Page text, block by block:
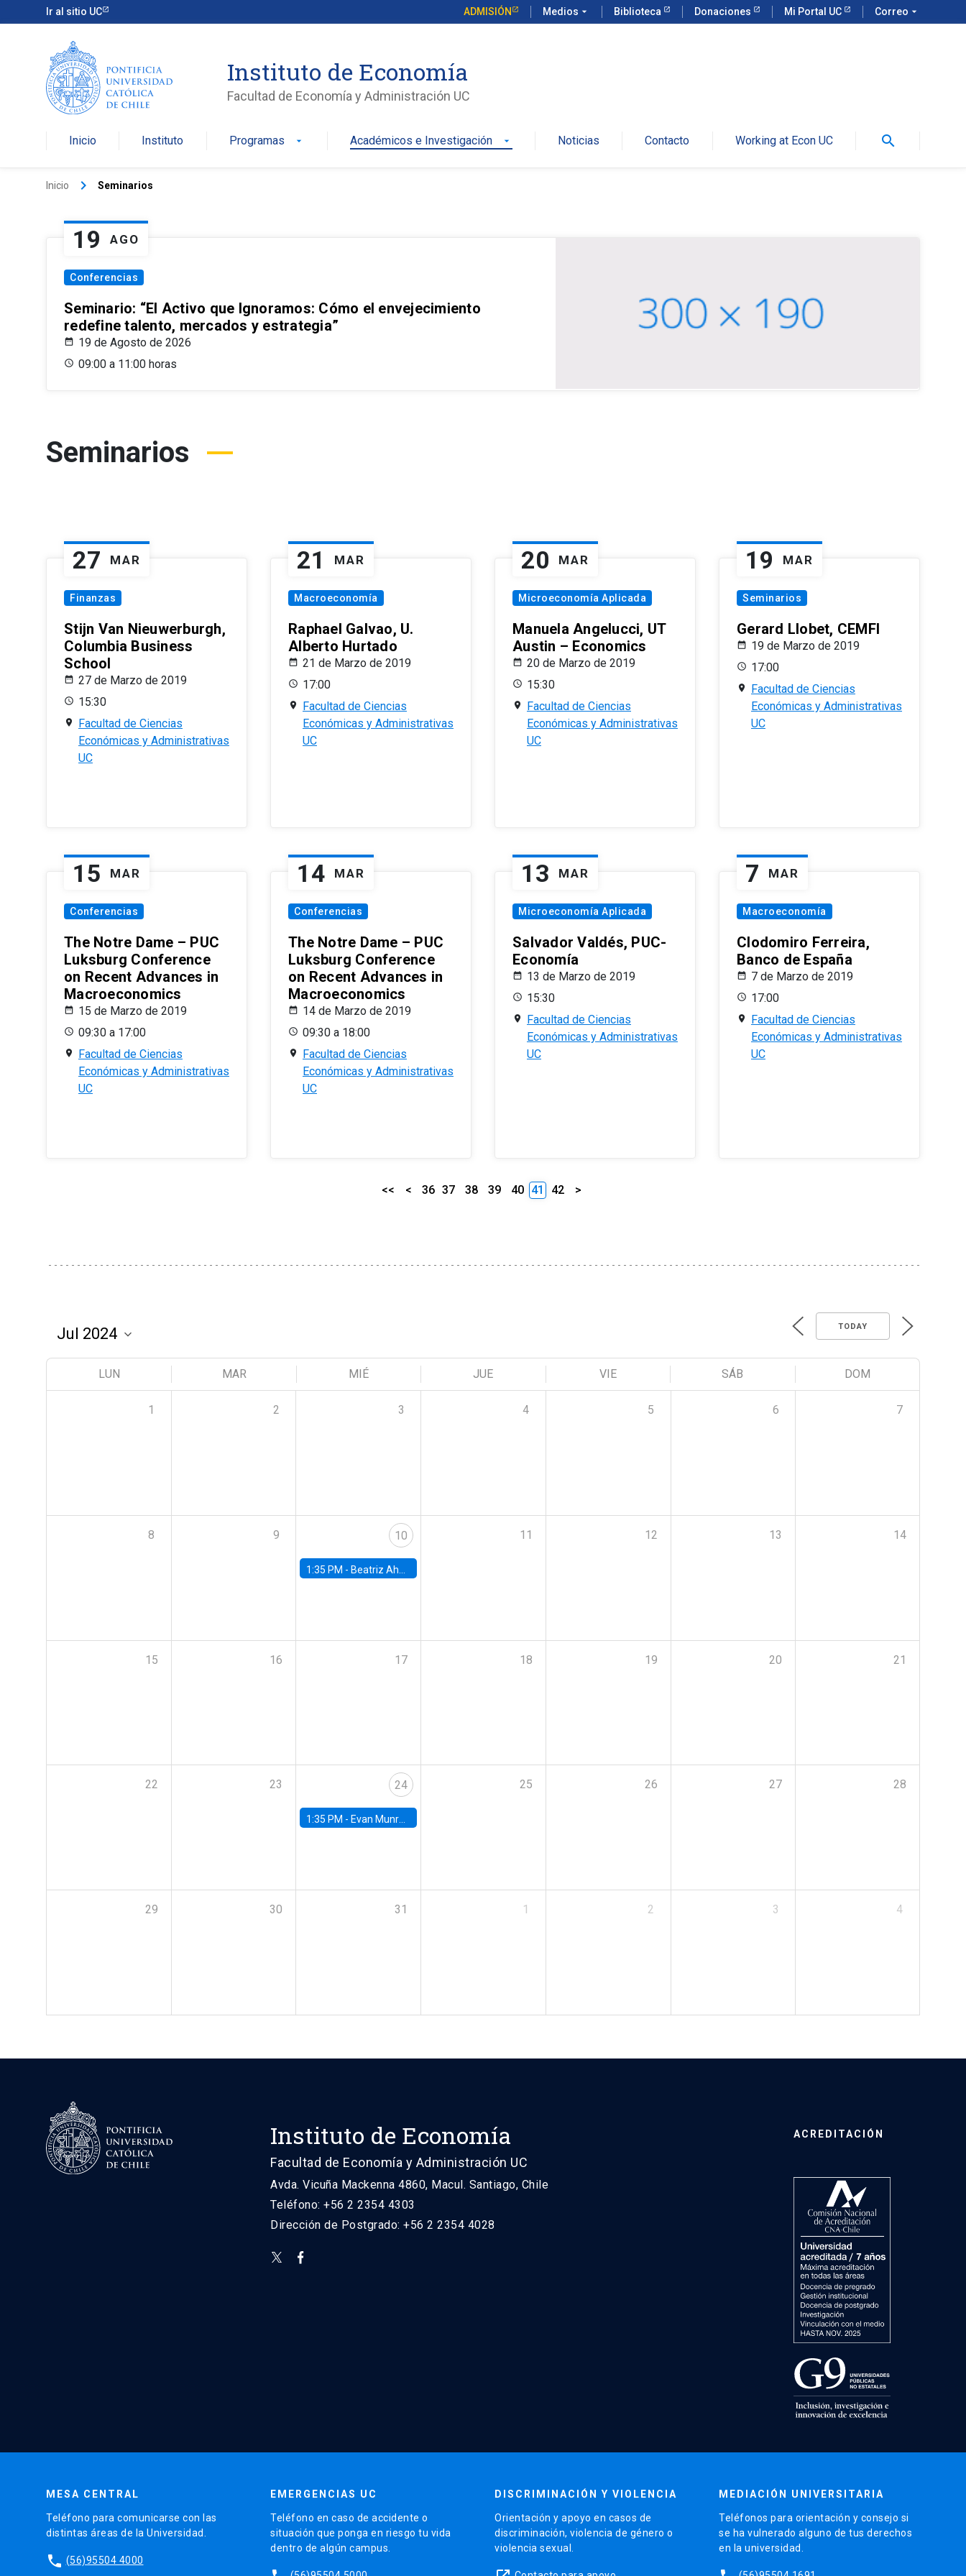
Ir al sitio UC ADMISIÓN Medios arrow_drop_down Biblioteca Donaciones Mi Portal UC Correo arrow_drop_down
Instituto de Economía
Facultad de Economía y Administración UC
Inicio Instituto Programas arrow_drop_down Académicos e Investigación arrow_drop_down Noticias Contacto Working at Econ UC search
Inicio keyboard_arrow_right Seminarios
19 AGO
Conferencias
Seminario: “El Activo que Ignoramos: Cómo el envejecimiento
redefine talento, mercados y estrategia”
19 de Agosto de 2026
09:00 a 11:00 horas
Seminarios
27 MAR
Finanzas
Stijn Van Nieuwerburgh,
Columbia Business
School
27 de Marzo de 2019
15:30
Facultad de Ciencias
Económicas y Administrativas
UC
21 MAR
Macroeconomía
Raphael Galvao, U.
Alberto Hurtado
21 de Marzo de 2019
17:00
Facultad de Ciencias
Económicas y Administrativas
UC
20 MAR
Microeconomía Aplicada
Manuela Angelucci, UT
Austin – Economics
20 de Marzo de 2019
15:30
Facultad de Ciencias
Económicas y Administrativas
UC
19 MAR
Seminarios
Gerard Llobet, CEMFI
19 de Marzo de 2019
17:00
Facultad de Ciencias
Económicas y Administrativas
UC
15 MAR
Conferencias
The Notre Dame – PUC
Luksburg Conference
on Recent Advances in
Macroeconomics
15 de Marzo de 2019
09:30 a 17:00
Facultad de Ciencias
Económicas y Administrativas
UC
14 MAR
Conferencias
The Notre Dame – PUC
Luksburg Conference
on Recent Advances in
Macroeconomics
14 de Marzo de 2019
09:30 a 18:00
Facultad de Ciencias
Económicas y Administrativas
UC
13 MAR
Microeconomía Aplicada
Salvador Valdés, PUC-
Economía
13 de Marzo de 2019
15:30
Facultad de Ciencias
Económicas y Administrativas
UC
7 MAR
Macroeconomía
Clodomiro Ferreira,
Banco de España
7 de Marzo de 2019
17:00
Facultad de Ciencias
Económicas y Administrativas
UC
<< < 36 37 38 39 40 41 42 >
TODAY
LUN MAR MIÉ JUE VIE SÁB DOM
1 2 3 4 5 6 7
8 9 10
1:35 PM - Beatriz Ahumada, PhD candidate, Universidad de Pittsburgh
11 12 13 14
15 16 17 18 19 20 21
22 23 24
1:35 PM - Evan Munro, Neyman Visiting Assistant Professor in the Department of Statistics at UC Berkeley
25 26 27 28
29 30 31 1 2 3 4
Instituto de Economía
Facultad de Economía y Administración UC
Avda. Vicuña Mackenna 4860, Macul. Santiago, Chile
Teléfono: +56 2 2354 4303
Dirección de Postgrado: +56 2 2354 4028
ACREDITACIÓN
MESA CENTRAL
Teléfono para comunicarse con las
distintas áreas de la Universidad.
phone (56)95504 4000
EMERGENCIAS UC
Teléfono en caso de accidente o
situación que ponga en riesgo tu vida
dentro de algún campus.
DISCRIMINACIÓN Y VIOLENCIA
Orientación y apoyo en casos de
discriminación, violencia de género o
violencia sexual.
MEDIACIÓN UNIVERSITARIA
Teléfonos para orientación y consejo si
se ha vulnerado alguno de tus derechos
en la universidad.